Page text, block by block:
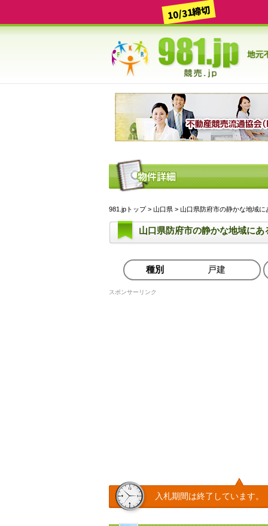
10/31締切
981.jpトップ> 山口県 > 山口県防府市の静かな地域
山口県防府市の静かな地域にあ
種別 戸建
スポンサーリンク
入札期間は終了しています。